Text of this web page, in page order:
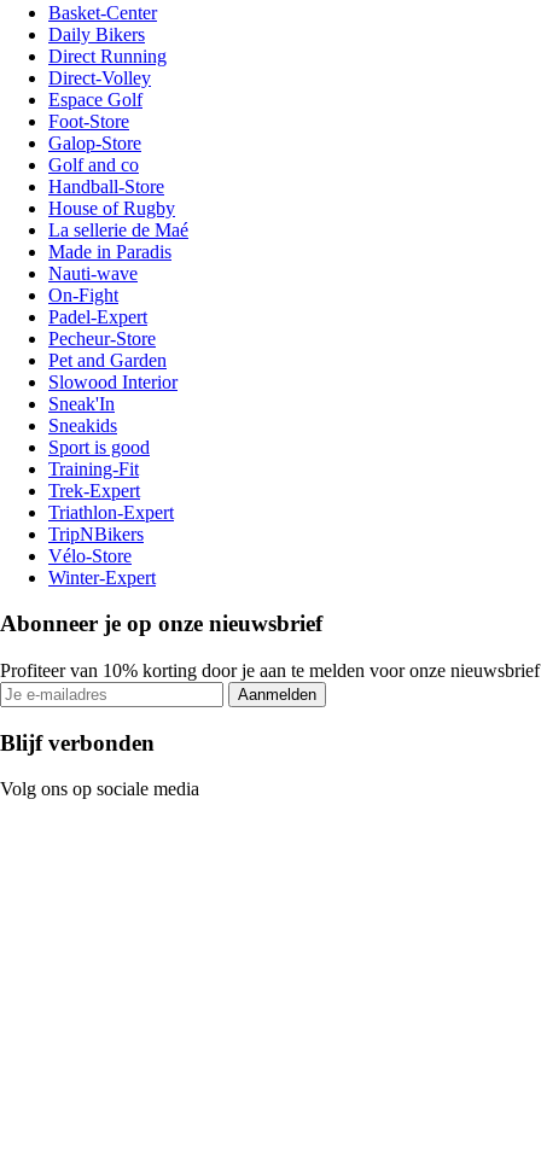
Basket-Center
Daily Bikers
Direct Running
Direct-Volley
Espace Golf
Foot-Store
Galop-Store
Golf and co
Handball-Store
House of Rugby
La sellerie de Maé
Made in Paradis
Nauti-wave
On-Fight
Padel-Expert
Pecheur-Store
Pet and Garden
Slowood Interior
Sneak'In
Sneakids
Sport is good
Training-Fit
Trek-Expert
Triathlon-Expert
TripNBikers
Vélo-Store
Winter-Expert
Abonneer je op onze nieuwsbrief
Profiteer van 10% korting door je aan te melden voor onze nieuwsbrief
Aanmelden
Blijf verbonden
Volg ons op sociale media